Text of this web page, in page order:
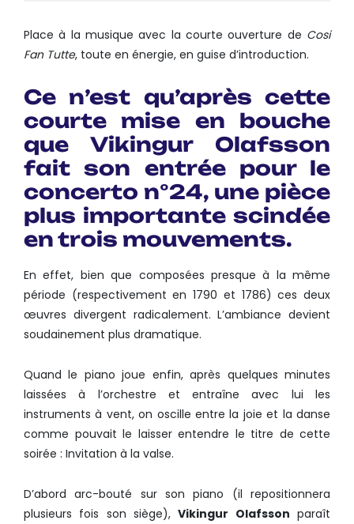
Place à la musique avec la courte ouverture de Cosi
Fan Tutte, toute en énergie, en guise d’introduction.
Ce n’est qu’après cette
courte mise en bouche
que Vikingur Olafsson
fait son entrée pour le
concerto n°24, une pièce
plus importante scindée
en trois mouvements.
En effet, bien que composées presque à la même
période (respectivement en 1790 et 1786) ces deux
œuvres divergent radicalement. L’ambiance devient
soudainement plus dramatique.
Quand le piano joue enfin, après quelques minutes
laissées à l’orchestre et entraîne avec lui les
instruments à vent, on oscille entre la joie et la danse
comme pouvait le laisser entendre le titre de cette
soirée : Invitation à la valse.
D’abord arc-bouté sur son piano (il repositionnera
plusieurs fois son siège),Vikingur Olafsson paraît